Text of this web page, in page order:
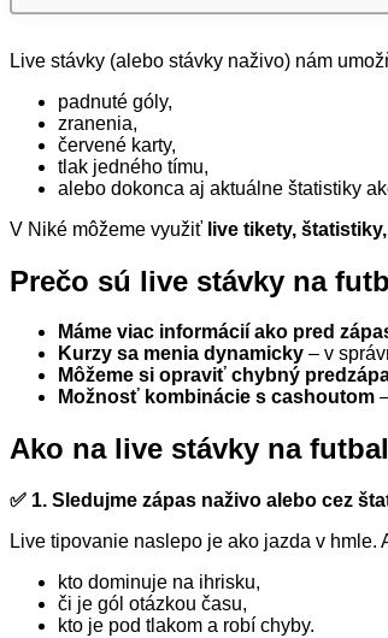
Live stávky (alebo stávky naživo) nám
padnuté góly,
zranenia,
červené karty,
tlak jedného tímu,
alebo dokonca aj aktuálne štatistiky
V Niké môžeme využiť live tikety,
Prečo sú live stávky na
Máme viac informácií ako pred
Kurzy sa menia dynamicky – v
Môžeme si opraviť chybný
Možnosť kombinácie s cashoutom
Ako na live stávky na
✅ 1. Sledujme zápas naživo alebo cez
Live tipovanie naslepo je ako jazda v hmle.
kto dominuje na ihrisku,
či je gól otázkou času,
kto je pod tlakom a robí chyby.